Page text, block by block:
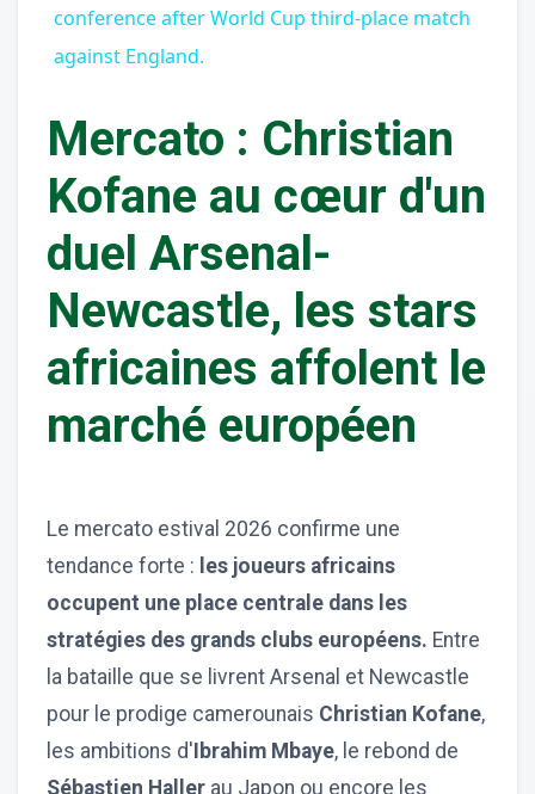
conference after World Cup third-place match
against England.
Mercato : Christian
Kofane au cœur d'un
duel Arsenal-
Newcastle, les stars
africaines affolent le
marché européen
Le mercato estival 2026 confirme une
tendance forte : les joueurs africains
occupent une place centrale dans les
stratégies des grands clubs européens. Entre
la bataille que se livrent Arsenal et Newcastle
pour le prodige camerounais Christian Kofane,
les ambitions d' Ibrahim Mbaye, le rebond de
Sébastien Haller au Japon ou encore les